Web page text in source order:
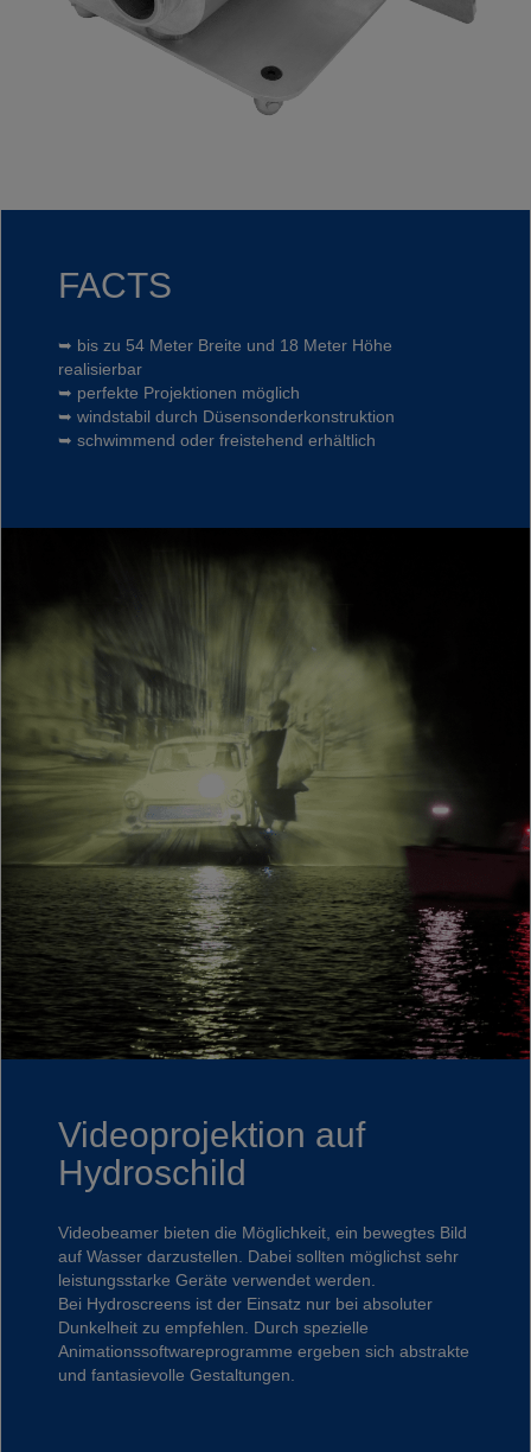
FACTS
➥ bis zu 54 Meter Breite und 18 Meter Höhe
realisierbar
➥ perfekte Projektionen möglich
➥ windstabil durch Düsensonderkonstruktion
➥ schwimmend oder freistehend erhältlich
Videoprojektion auf
Hydroschild
Videobeamer bieten die Möglichkeit, ein bewegtes Bild
auf Wasser darzustellen. Dabei sollten möglichst sehr
leistungsstarke Geräte verwendet werden.
Bei Hydroscreens ist der Einsatz nur bei absoluter
Dunkelheit zu empfehlen. Durch spezielle
Animationssoftwareprogramme ergeben sich abstrakte
und fantasievolle Gestaltungen.